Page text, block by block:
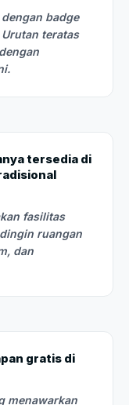
badge
teratas
tersedia di
fasilitas
ruangan
dan
gratis di
menawarkan